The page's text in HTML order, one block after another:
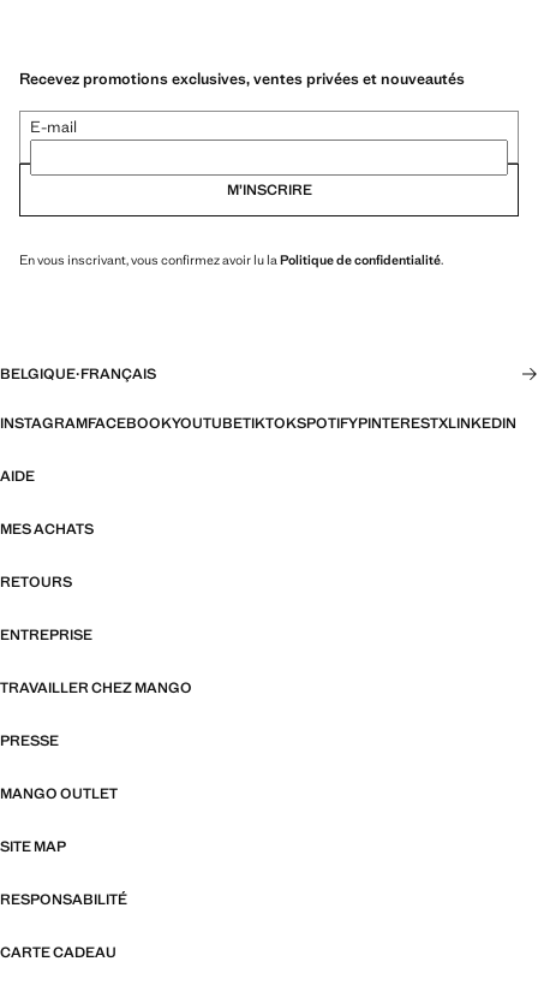
Recevez promotions exclusives, ventes privées et nouveautés
E-mail
M’INSCRIRE
En vous inscrivant, vous confirmez avoir lu la Politique de confidentialité.
BELGIQUE·FRANÇAIS
INSTAGRAMFACEBOOKYOUTUBETIKTOKSPOTIFYPINTERESTXLINKEDIN
AIDE
MES ACHATS
RETOURS
ENTREPRISE
TRAVAILLER CHEZ MANGO
PRESSE
MANGO OUTLET
SITE MAP
RESPONSABILITÉ
CARTE CADEAU